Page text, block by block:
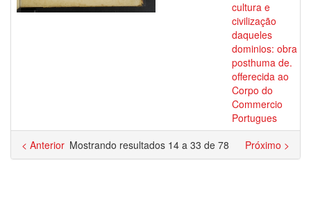
cultura e
civilização
daqueles
dominios: obra
posthuma de.
offerecida ao
Corpo do
Commercio
Portugues
Mostrando resultados 14 a 33 de 78
< Anterior Próximo >